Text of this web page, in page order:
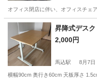
オフィス閉店に伴い、オフィスチェ
東京 新宿区 高田馬場駅
昇降式デスク
2,000円
馬込駅 8月7日
横幅90cm 奥行き60cm 天板厚さ